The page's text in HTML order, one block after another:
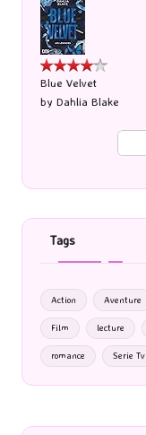
Blue Velvet
by Dahlia Blake
Tags
Action Aventure
Film lecture
romance Serie Tv